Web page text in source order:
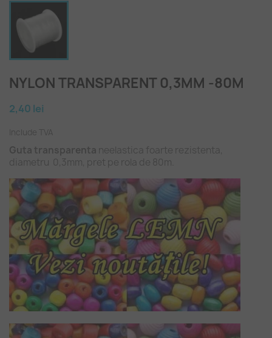
NYLON TRANSPARENT 0,3MM -80M
2,40 lei
Include TVA
Guta transparenta neelastica foarte rezistenta,
diametru 0,3mm, pret pe rola de 80m.